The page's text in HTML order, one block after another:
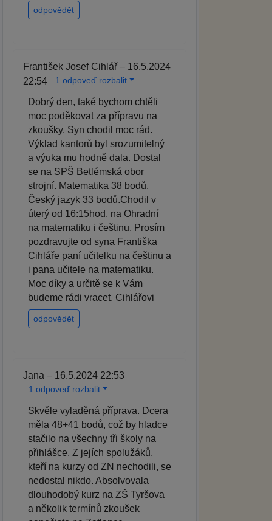
odpovědět
František Josef Cihlář – 16.5.2024
22:54
1 odpoveď rozbalit
Dobrý den, také bychom chtěli
moc poděkovat za přípravu na
zkoušky. Syn chodil moc rád.
Výklad kantorů byl srozumitelný
a výuka mu hodně dala. Dostal
se na SPŠ Betlémská obor
strojní. Matematika 38 bodů.
Český jazyk 33 bodů.Chodil v
úterý od 16:15hod. na Ohradní
na matematiku i češtinu. Prosím
pozdravujte od syna Františka
Cihláře paní učitelku na češtinu a
i pana učitele na matematiku.
Moc díky a určitě se k Vám
budeme rádi vracet. Cihlářovi
odpovědět
Jana – 16.5.2024 22:53
1 odpoveď rozbalit
Skvěle vyladěná příprava. Dcera
měla 48+41 bodů, což by hladce
stačilo na všechny tři školy na
přihlášce. Z jejích spolužáků,
kteří na kurzy od ZN nechodili, se
nedostal nikdo. Absolvovala
dlouhodobý kurz na ZŠ Tyršova
a několik termínů zkoušek